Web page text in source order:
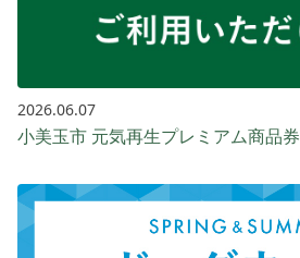
2026.06.07
小美玉市 元気再生プレミアム商品券